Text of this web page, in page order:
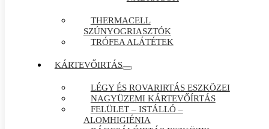
THERMACELL
SZÚNYOGRIASZTÓK
TRÓFEA ALÁTÉTEK
KÁRTEVŐIRTÁS
LÉGY ÉS ROVARIRTÁS ESZKÖZEI
NAGYÜZEMI KÁRTEVŐÍRTÁS
FELÜLET – ISTÁLLÓ –
ALOMHIGIÉNIA